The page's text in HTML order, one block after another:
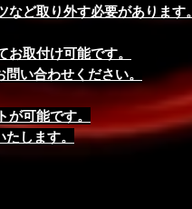
ど取り外す必要があります。
取付け可能です。
い合わせください。
可能です。
します。